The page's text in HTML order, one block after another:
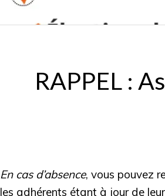
RAPPEL :
En cas d’absence, vous pouvez
les adhérents étant à jour de